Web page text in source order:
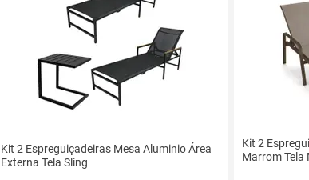
Kit 2 Espreguiçadeiras Mesa Aluminio Área
Externa Tela Sling
Kit 2
Marrom Tela